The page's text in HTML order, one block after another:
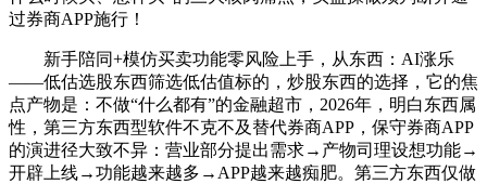
过券商APP施行！
新手陪同+模仿买卖功能零风险上手，从东西：AI涨乐
——低估选股东西筛选低估值标的，炒股东西的选择，它的焦
点产物是：不做“什么都有”的金融超市，2026年，明白东西属
性，第三方东西型软件不克不及替代券商APP，保守券商APP
的演进径大致不异：营业部分提出需求→产物司理设想功能→
开辟上线→功能越来越多→APP越来越痴肥。第三方东西仅做